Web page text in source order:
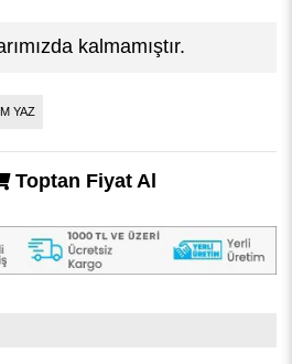
kalmamıştır.
YAZ
Toptan Fiyat Al